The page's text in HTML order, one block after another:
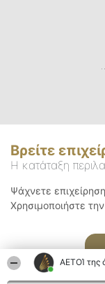
ΑΕΤΟΊ της
Βρείτε
Η κατάταξη
Ψάχνετε
Χρησιμοποιήστε